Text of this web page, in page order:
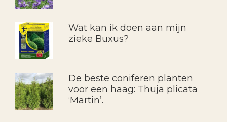
Wat kan ik doen aan mijn
zieke Buxus?
De beste coniferen planten
voor een haag: Thuja plicata
‘Martin’.